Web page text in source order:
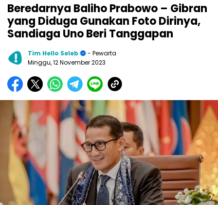
Beredarnya Baliho Prabowo – Gibran
yang Diduga Gunakan Foto Dirinya,
Sandiaga Uno Beri Tanggapan
Tim Hello Seleb
- Pewarta
Minggu, 12 November 2023